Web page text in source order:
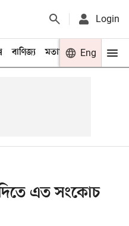
Login
বাণিজ্য মতামত খেলা
Eng
দিতে এত সংকোচ